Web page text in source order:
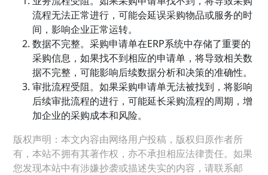
流程无法正常进行，可能会延误采购物品或服务的时
间，影响企业正常运转。
数据不完整。采购申请单在ERP系统中存储了重要的
采购信息，如果找不到相应的申请单，将导致相关数
据不完整，可能影响后续数据分析和决策的准确性。
审批流程受阻。如果采购申请单无法被找到，将影响
后续审批流程的进行，可能延长采购流程的周期，增
加企业的采购成本和风险。
版权声明：本文内容由网络用户投稿，版权归原作者所
有，本站不拥有其著作权，亦不承担相应法律责任。如果
您发现本站中有涉嫌抄袭或描述失实的内容，请联系邮